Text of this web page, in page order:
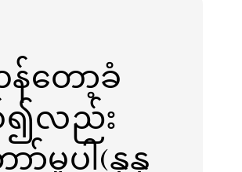
တော့ခံ
၍လည်း
မူပါ(နုနု